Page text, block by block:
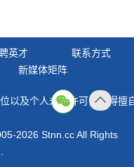
英才
联系方式
新媒体矩阵
以及个人未经许可，不得擅
2026 Stnn.cc All Rights
顶部